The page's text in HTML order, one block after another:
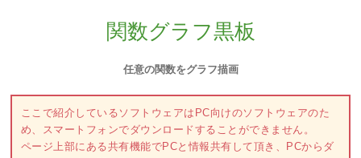
関数グラフ黒板
任意の関数をグラフ描画
ここで紹介しているソフトウェアはPC向けのソフトウェアのた
め、スマートフォンでダウンロードすることができません。
ページ上部にある共有機能でPCと情報共有して頂き、PCからダ